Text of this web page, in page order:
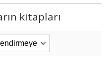
kitapları